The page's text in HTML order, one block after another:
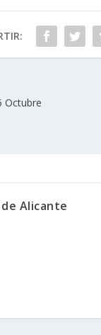
Octubre
Alicante